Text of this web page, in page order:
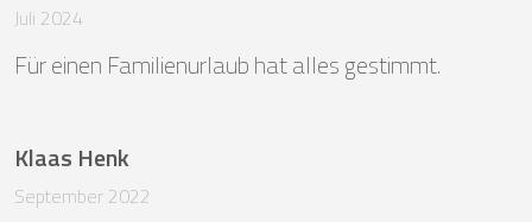
Juli 2024
Für einen Familienurlaub hat alles gestimmt.
Klaas Henk
September 2022